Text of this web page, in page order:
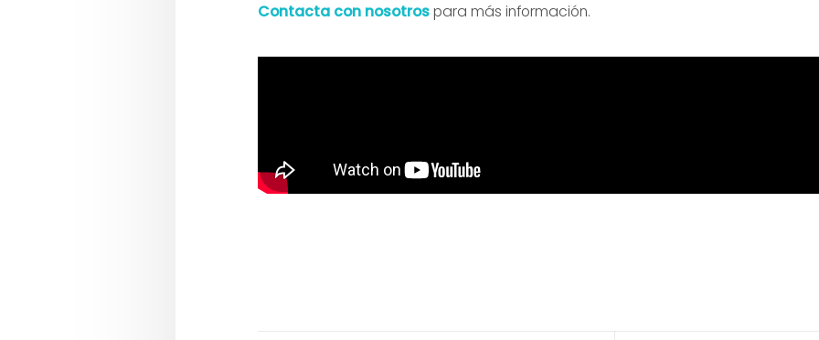
Contacta con nosotrospara más información.